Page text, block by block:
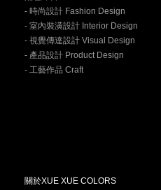
- 時尚設計 Fashion Design
- 室內裝潢設計 Interior Design
- 視覺傳達設計 Visual Design
- 產品設計 Product Design
- 工藝作品 Craft
關於XUE XUE COLORS